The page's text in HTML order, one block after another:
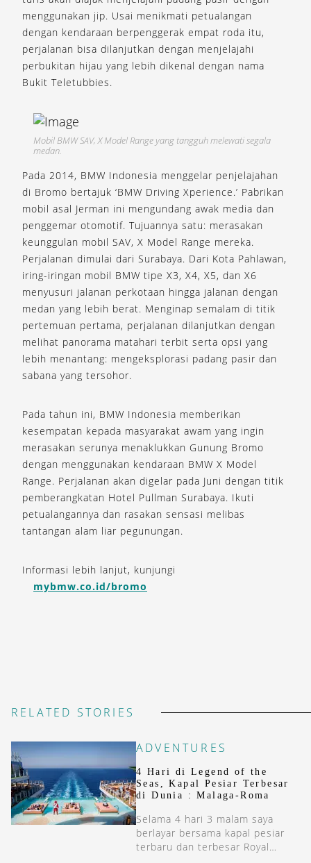
menggunakan jip. Usai menikmati petualangan
dengan kendaraan berpenggerak empat roda itu,
perjalanan bisa dilanjutkan dengan menjelajahi
perbukitan hijau yang lebih dikenal dengan nama
Bukit Teletubbies.
Mobil BMW SAV, X Model Range yang tangguh melewati segala
medan.
Pada 2014, BMW Indonesia menggelar penjelajahan
di Bromo bertajuk ‘BMW Driving Xperience.’ Pabrikan
mobil asal Jerman ini mengundang awak media dan
penggemar otomotif. Tujuannya satu: merasakan
keunggulan mobil SAV, X Model Range mereka.
Perjalanan dimulai dari Surabaya. Dari Kota Pahlawan,
iring-iringan mobil BMW tipe X3, X4, X5, dan X6
menyusuri jalanan perkotaan hingga jalanan dengan
medan yang lebih berat. Menginap semalam di titik
pertemuan pertama, perjalanan dilanjutkan dengan
melihat panorama matahari terbit serta opsi yang
lebih menantang: mengeksplorasi padang pasir dan
sabana yang tersohor.
Pada tahun ini, BMW Indonesia memberikan
kesempatan kepada masyarakat awam yang ingin
merasakan serunya menaklukkan Gunung Bromo
dengan menggunakan kendaraan BMW X Model
Range. Perjalanan akan digelar pada Juni dengan titik
pemberangkatan Hotel Pullman Surabaya. Ikuti
petualangannya dan rasakan sensasi melibas
tantangan alam liar pegunungan.
Informasi lebih lanjut, kunjungi
mybmw.co.id/bromo
RELATED STORIES
ADVENTURES
4 Hari di Legend of the
Seas, Kapal Pesiar Terbesar
di Dunia : Malaga-Roma
Selama 4 hari 3 malam saya
berlayar bersama kapal pesiar
terbaru dan terbesar Royal